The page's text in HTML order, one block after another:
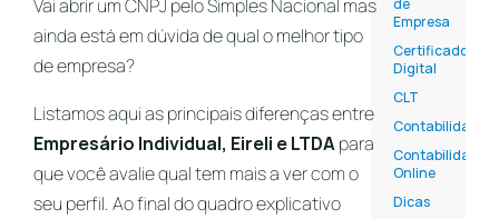
Vai abrir um CNPJ pelo Simples Nacional mas
ainda está em dúvida de qual o melhor tipo
de empresa?
Listamos aqui as principais diferenças entre
Empresário Individual, Eireli e LTDApara
que você avalie qual tem mais a ver com o
seu perfil. Ao final do quadro explicativo
de
Empresa
Certificado
Digital
CLT
Contabilidade
Contabilidade
Online
Dicas